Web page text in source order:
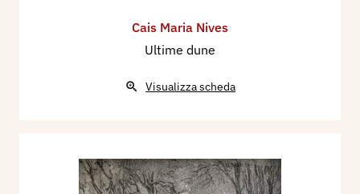
Cais Maria Nives
Ultime dune
Visualizza scheda